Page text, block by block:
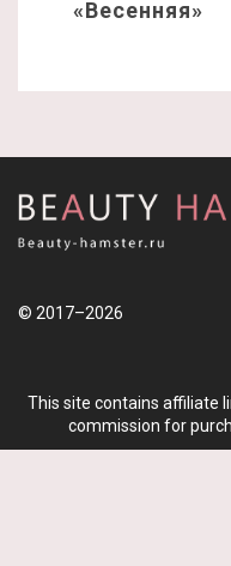
«Весенняя»
© 2017–2026
This site contains affiliate
commission for